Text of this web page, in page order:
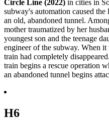
Circle Line (2022) in cities in
subway's automation caused
an old, abandoned tunnel.
mother traumatized by her
youngest son and the teenage
engineer of the subway. When
train had completely
train begins a rescue operation
an abandoned tunnel begins
H6